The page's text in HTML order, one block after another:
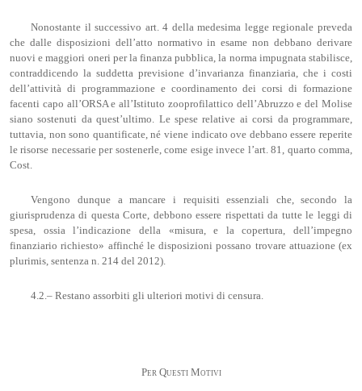
Nonostante il successivo art. 4 della medesima legge regionale preveda
che dalle disposizioni dell’atto normativo in esame non debbano derivare
nuovi e maggiori oneri per la finanza pubblica, la norma impugnata stabilisce,
contraddicendo la suddetta previsione d’invarianza finanziaria, che i costi
dell’attività di programmazione e coordinamento dei corsi di formazione
facenti capo all’ORSA e all’Istituto zooprofilattico dell’Abruzzo e del Molise
siano sostenuti da quest’ultimo. Le spese relative ai corsi da programmare,
tuttavia, non sono quantificate, né viene indicato ove debbano essere reperite
le risorse necessarie per sostenerle, come esige invece l’art. 81, quarto comma,
Cost.
Vengono dunque a mancare i requisiti essenziali che, secondo la
giurisprudenza di questa Corte, debbono essere rispettati da tutte le leggi di
spesa, ossia l’indicazione della «misura, e la copertura, dell’impegno
finanziario richiesto» affinché le disposizioni possano trovare attuazione (ex
plurimis, sentenza n. 214 del 2012).
4.2.– Restano assorbiti gli ulteriori motivi di censura.
Per Questi Motivi